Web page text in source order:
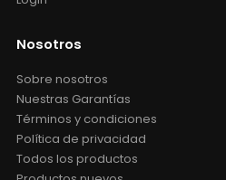
Login
Nosotros
Nuestras Garantías
Términos y condiciones
Política de privacidad
Todos los productos